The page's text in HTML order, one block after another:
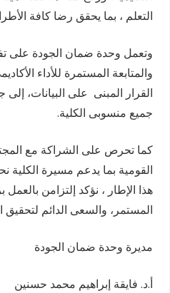
التعلم ، بما يحقق رضا كافة
وتعمل وحدة ضمان الجودة على
والمتابعة المستمرة للأداء
القرار المبنى على البيانات،
جميع منسوبى الكلية.
كما تحرص على الشراكة مع
القومية بما يدعم مسيرة الكلية
هذا الإطار ، نؤكد إلتزامن بالعمل
المستمر، والسعى الدائم
مديرة وحدة ضمان الجودة
أ.د. فايقة إبراهيم محمد حسنين